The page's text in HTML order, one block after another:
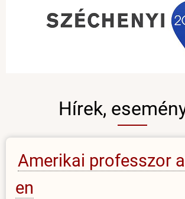
Hírek,
Amerikai professzor
en